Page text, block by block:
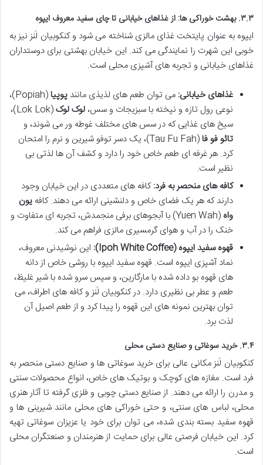
۳.۳. بهشت خوراکی ها: از غذاهای خیابانی تا چای سفید معروف ایپوه
ایپوه به عنوان پایتخت غذای مالزی شناخته می شود و کنکوبیان لَنز نیز به
خوبی این شهرت را نمایندگی می کند. این خیابان بهشتی برای دوستداران
غذاهای خیابانی و تجربه های آشپزی محلی است.
غذاهای خیابانی: می توان طعم های لذیذی مانندپوپیا
(Popiah)،
نوعی رول تازه و نپخته با سبزیجات و سس، لوک لوک
(Lok Lok)،
سیخ های غذایی که در سس های مختلف غوطه ور می شوند، و
تائو فو فا
(Tau Fu Fah)، یک دسر توفو شیرین و نرم را امتحان
کرد. هر غرفه ای طعم خاص خود را دارد و کشف آن ها لذتی بی
نظیر است.
کافه های منحصر به فرد:کافه های متعددی در این خیابان وجود
دارند که هر یک فضای خاص و دلنشینی ارائه می دهند. کافه یون
واه
(Yuen Wah) با آبجوهای برفی منجمدش، تجربه ای متفاوت و
خنک را در آب و هوای گرمسیری مالزی فراهم می کند.
قهوه سفید ایپوه (Ipoh White Coffee):
این نوشیدنی معروف،
نماد آشپزی ایپوه است. قهوه سفید ایپوه با روشی خاص از دانه
های قهوه بو داده شده با مارگارین، و سپس سرو شده با شیر غلیظ،
طعم و عطر بی نظیری دارد. در کنکوبیان لَنز و کافه های اطراف، می
توان بهترین نمونه های این قهوه را پیدا کرد و از طعم اصیل آن
لذت برد.
۳.۴. خرید سوغاتی و صنایع دستی محلی
کنکوبیان لَنز مکانی عالی برای خرید سوغاتی ها و صنایع دستی منحصر به
فرد است. مغازه های کوچک و بوتیک های خاص، انواع محصولات سنتی
و مدرن را ارائه می دهند. از صنایع دستی چوبی و فلزی گرفته تا آثار هنری
محلی، لباس های سنتی، و حتی خوراکی های محلی مانند شیرینی ها و
قهوه سفید بسته بندی شده، می توان برای خود یا عزیزان سوغاتی تهیه
کرد. این خیابان فرصتی عالی برای حمایت از هنرمندان و صنعتگران محلی
است.